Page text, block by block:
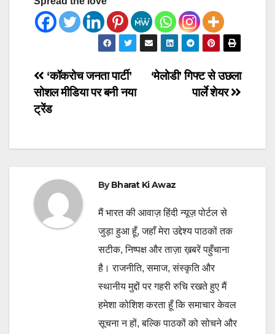
Post
navigation
‘मेलोडी’ गिफ्ट से उछला
पार्ले शेयर
‘कॉकरोच जनता पार्टी’
सोशल मीडिया पर बनी नया
ट्रेंड
ByBharat Ki Awaz
मैं भारत की आवाज़ हिंदी न्यूज़ पोर्टल से
जुड़ा हुआ हूँ, जहाँ मेरा उद्देश्य पाठकों तक
सटीक, निष्पक्ष और ताज़ा ख़बरें पहुँचाना
है। राजनीति, समाज, संस्कृति और
स्थानीय मुद्दों पर गहरी रुचि रखते हुए मैं
हमेशा कोशिश करता हूँ कि समाचार केवल
सूचना न हों, बल्कि पाठकों को सोचने और